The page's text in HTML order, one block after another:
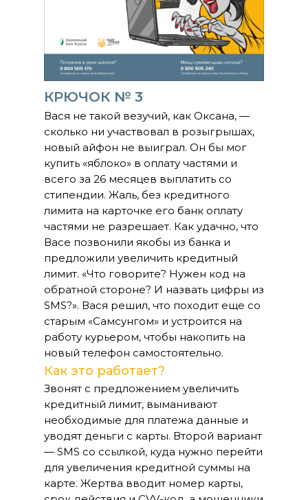
КРЮЧОК № 3
Вася не такой везучий, как Оксана, —
сколько ни участвовал в розыгрышах,
новый айфон не выиграл. Он бы мог
купить «яблоко» в оплату частями и
всего за 26 месяцев выплатить со
стипендии. Жаль, без кредитного
лимита на карточке его банк оплату
частями не разрешает. Как удачно, что
Васе позвонили якобы из банка и
предложили увеличить кредитный
лимит. «Что говорите? Нужен код на
обратной стороне? И назвать цифры из
SMS?». Вася решил, что походит еще со
старым «Самсунгом» и устроится на
работу курьером, чтобы накопить на
новый телефон самостоятельно.
Как это работает?
Звонят с предложением увеличить
кредитный лимит, выманивают
необходимые для платежа данные и
уводят деньги с карты. Второй вариант
— SMS со ссылкой, куда нужно перейти
для увеличения кредитной суммы на
карте. Жертва вводит номер карты,